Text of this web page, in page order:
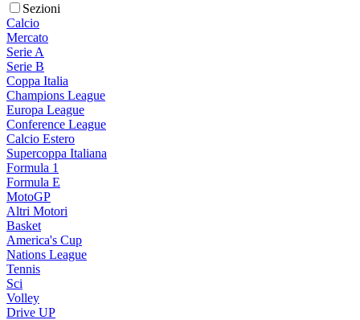
Sezioni
Calcio
Mercato
Serie A
Serie B
Coppa Italia
Champions League
Europa League
Conference League
Calcio Estero
Supercoppa Italiana
Formula 1
Formula E
MotoGP
Altri Motori
Basket
America's Cup
Nations League
Tennis
Sci
Volley
Drive UP